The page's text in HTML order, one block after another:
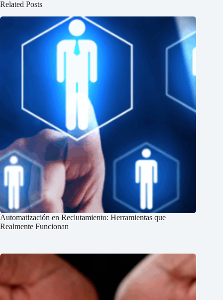
Related Posts
Automatización en Reclutamiento: Herramientas que
Realmente Funcionan